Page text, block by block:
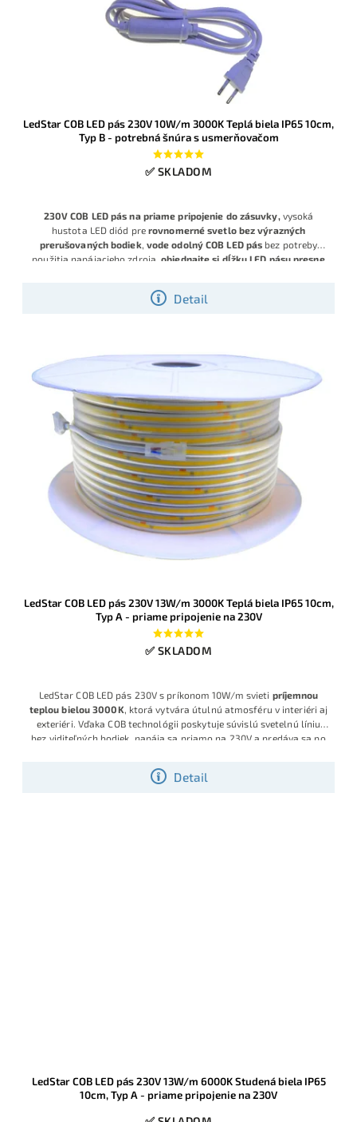
LedStar COB LED pás 230V 10W/m 3000K Teplá biela IP65 10cm,
Typ B - potrebná šnúra s usmerňovačom
✅ SKLADOM
Detail
230V COB LED pás na priame pripojenie do zásuvky,vysoká
hustota LED diód prerovnomerné svetlo bez výrazných
prerušovaných bodiek, vode odolný COB LED pás bez potreby
použitia napájacieho zdroja,objednajte si dĺžku LED pásu presne
LedStar COB LED pás 230V 13W/m 3000K Teplá biela IP65 10cm,
Typ A - priame pripojenie na 230V
✅ SKLADOM
Detail
LedStar COB LED pás 230V s príkonom 10W/m svieti príjemnou
teplou bielou 3000K , ktorá vytvára útulnú atmosféru v interiéri aj
exteriéri. Vďaka COB technológii poskytuje súvislú svetelnú líniu
bez viditeľných bodiek, napája sa priamo na 230V a predáva sa po
LedStar COB LED pás 230V 13W/m 6000K Studená biela IP65
10cm, Typ A - priame pripojenie na 230V